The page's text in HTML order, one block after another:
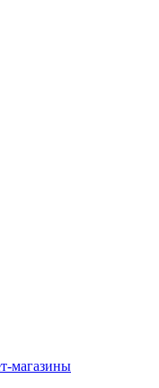
магазины